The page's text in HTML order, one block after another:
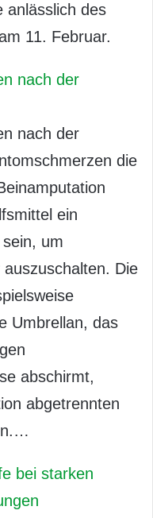
anlässlich des
11. Februar.
nach der
nach der
die
ein
um
Die
Umbrellan, das
abschirmt,
abgetrennten
bei starken